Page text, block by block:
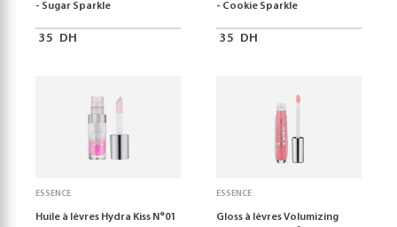
- Sugar Sparkle
35 DH
- Cookie Sparkle
35 DH
ESSENCE
Huile à lèvres Hydra Kiss N°01
ESSENCE
Gloss à lèvres Volumizing